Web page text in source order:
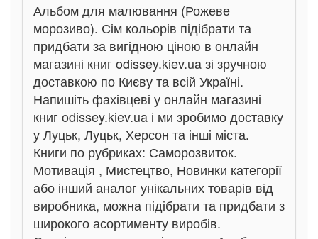
Альбом для малювання (Рожеве
морозиво). Сім кольорів підібрати та
придбати за вигідною ціною в онлайн
магазині книг odissey.kiev.ua зі зручною
доставкою по Києву та всій Україні.
Напишіть фахівцеві у онлайн магазині
книг odissey.kiev.ua і ми зробимо доставку
у Луцьк, Луцьк, Херсон та інші міста.
Книги по рубриках: Саморозвиток.
Мотивація , Мистецтво, Новинки категорії
або інший аналог унікальних товарів від
виробника, можна підібрати та придбати з
широкого асортименту виробів.